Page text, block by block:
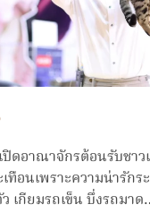
ปิดอาณาจักรต้อนรับชาว
ทือนเพราะความน่ารัก
เกียมรถเข็น บึ่งรถมา